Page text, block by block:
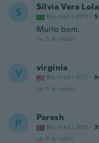
S Silvia Vera
Ble med i 2019 · 5
Muito bom.
ca. 5 år siden
V virginia
Ble med i 2017 ·
ca. 5 år siden
P Paresh
Ble med i 2018 ·
ca. 6 år siden